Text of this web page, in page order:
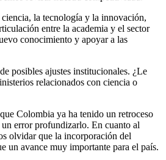
la tecnología y la innovación,
entre la academia y el sector
conocimiento y apoyar a las
posibles ajustes institucionales. ¿Le
relacionados con ciencia o
Colombia ya ha tenido un retroceso
un error profundizarlo. En cuanto al
olvidar que la incorporación del
un avance muy importante para el país.